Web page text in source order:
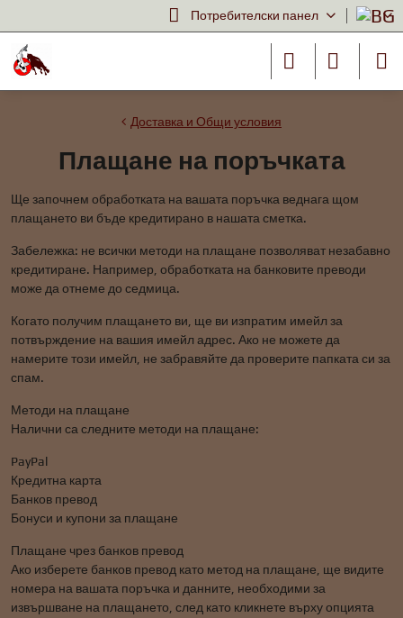
Потребителски панел
Доставка и Общи условия
Плащане на поръчката
Ще започнем обработката на вашата поръчка веднага щом
плащането ви бъде кредитирано в нашата сметка.
Забележка: не всички методи на плащане позволяват незабавно
кредитиране. Например, обработката на банковите преводи
може да отнеме до седмица.
Когато получим плащането ви, ще ви изпратим имейл за
потвърждение на вашия имейл адрес. Ако не можете да
намерите този имейл, не забравяйте да проверите папката си за
спам.
Методи на плащане
Налични са следните методи на плащане:
PayPal
Кредитна карта
Банков превод
Бонуси и купони за плащане
Плащане чрез банков превод
Ако изберете банков превод като метод на плащане, ще видите
номера на вашата поръчка и данните, необходими за
извършване на плащането, след като кликнете върху опцията